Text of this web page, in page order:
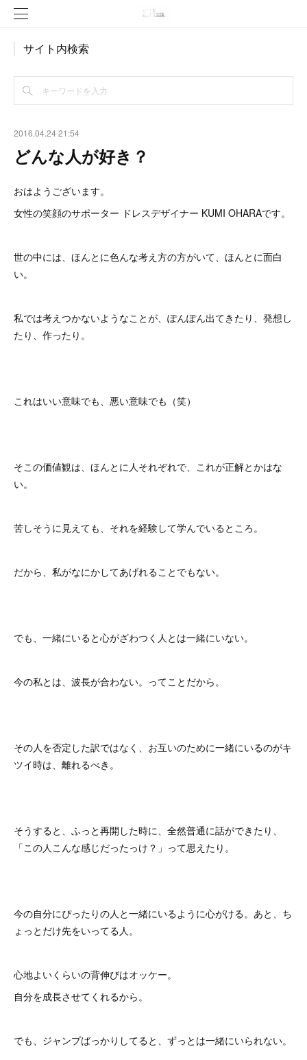
サイト内検索
2016.04.24 21:54
どんな人が好き？
おはようございます。
女性の笑顔のサポーター ドレスデザイナー KUMI OHARAです。
世の中には、ほんとに色んな考え方の方がいて、ほんとに面白
い。
私では考えつかないようなことが、ぽんぽん出てきたり、発想し
たり、作ったり。
これはいい意味でも、悪い意味でも（笑）
そこの価値観は、ほんとに人それぞれで、これが正解とかはな
い。
苦しそうに見えても、それを経験して学んでいるところ。
だから、私がなにかしてあげれることでもない。
でも、一緒にいると心がざわつく人とは一緒にいない。
今の私とは、波長が合わない。ってことだから。
その人を否定した訳ではなく、お互いのために一緒にいるのがキ
ツイ時は、離れるべき。
そうすると、ふっと再開した時に、全然普通に話ができたり、
「この人こんな感じだったっけ？」って思えたり。
今の自分にぴったりの人と一緒にいるように心がける。あと、ち
ょっとだけ先をいってる人。
心地よいくらいの背伸びはオッケー。
自分を成長させてくれるから。
でも、ジャンプばっかりしてると、ずっとは一緒にいられない。